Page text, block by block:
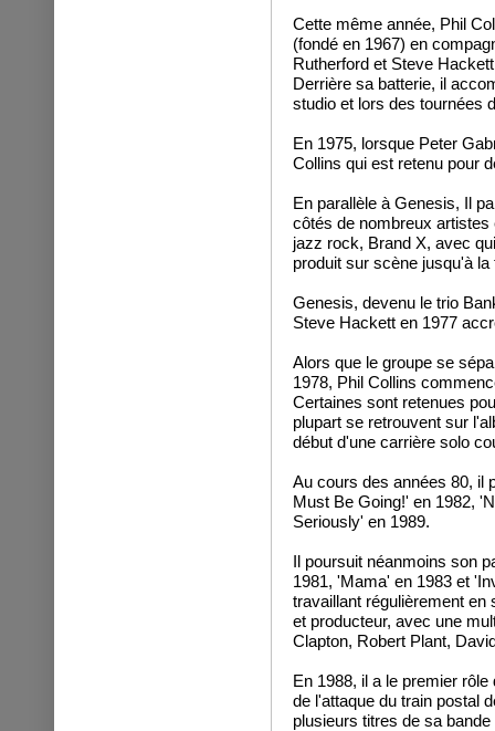
Cette même année, Phil
(fondé en 1967) en
Rutherford et Steve
Derrière sa batterie, il
studio et lors des tournées
En 1975, lorsque Peter
Collins qui est retenu pour
En parallèle à Genesis, Il
côtés de nombreux artistes
jazz rock, Brand X, avec
produit sur scène jusqu'à
Genesis, devenu le trio
Steve Hackett en 1977
Alors que le groupe se
1978, Phil Collins
Certaines sont retenues
plupart se retrouvent sur
début d'une carrière solo
Au cours des années 80, il
Must Be Going!' en 1982, '
Seriously' en 1989.
Il poursuit néanmoins son
1981, 'Mama' en 1983 et '
travaillant régulièrement en
et producteur, avec une
Clapton, Robert Plant,
En 1988, il a le premier
de l'attaque du train postal
plusieurs titres de sa bande